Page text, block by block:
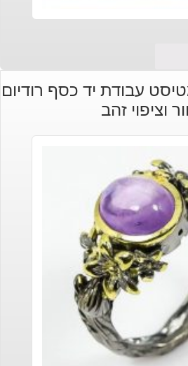
עבודת יד כסף רודיום
וציפוי זהב